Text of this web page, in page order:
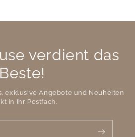
verdient das
Beste!
exklusive Angebote und Neuheiten
in Ihr Postfach.